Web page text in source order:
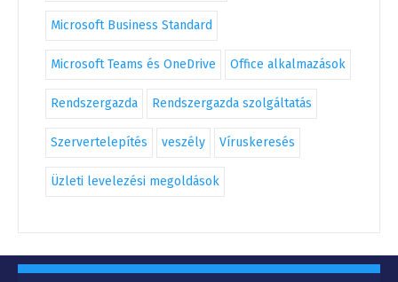
Microsoft Business Standard
Microsoft Teams és OneDrive Office alkalmazások
Rendszergazda Rendszergazda szolgáltatás
Szervertelepítés veszély Víruskeresés
Üzleti levelezési megoldások